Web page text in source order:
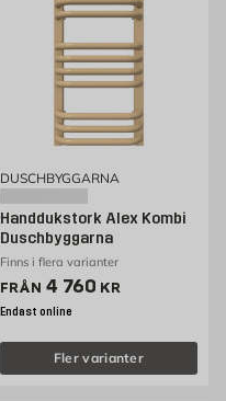
DUSCHBYGGARNA
Handdukstork Alex Kombi
Duschbyggarna
Finns i flera varianter
FRÅN Pris 4760 kr
4 760 KR
Endast online
Fler varianter